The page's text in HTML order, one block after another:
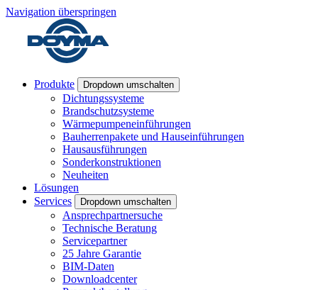
Navigation überspringen
Produkte Dropdown umschalten
Dichtungssysteme
Brandschutzsysteme
Wärmepumpeneinführungen
Bauherrenpakete und Hauseinführungen
Hausausführungen
Sonderkonstruktionen
Neuheiten
Lösungen
Services
Dropdown umschalten
Ansprechpartnersuche
Technische Beratung
Servicepartner
25 Jahre Garantie
BIM-Daten
Downloadcenter